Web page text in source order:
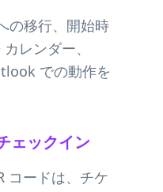
の移行、開始時
レンダー、
での動作を
ェックイン
コードは、チケ